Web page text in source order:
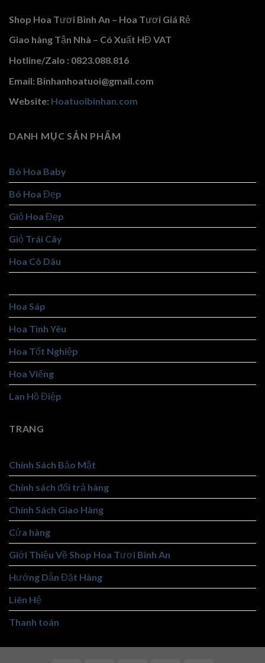
Shop Hoa Tươi Bình An – Hoa Tươi Giá Rẻ
Giao hàng Tận Nhà – Có Xuất HĐ VAT
Hotline/Zalo : 0823.088.816
Email: Binhanhoatuoi@gmail.com
Website: Hoatuoibinhan.com
DANH MỤC SẢN PHẨM
Bó Hoa Baby
Bó Hoa Đẹp
Giỏ Hoa Đẹp
Giỏ Trái Cây
Hoa Cô Dâu
Hoa Sáp
Hoa Tình Yêu
Hoa Tốt Nghiệp
Hoa Viếng
Lan Hồ Điệp
TRANG
Chính Sách Bảo Mật
Chính sách đổi trả hàng
Chính Sách Giao Hàng
Cửa hàng
Giới Thiệu Về Shop Hoa Tươi Bình An
Hướng Dẫn Đặt Hàng
Liên Hệ
Thanh toán